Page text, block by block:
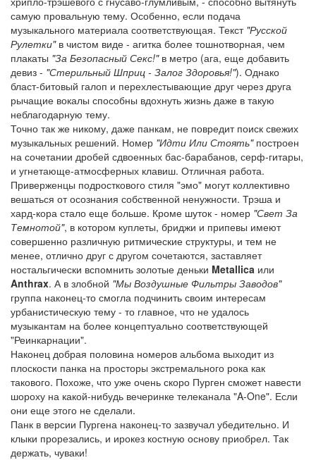
самую провальную тему. Особенно, если подача
музыкального материала соответствующая. Текст "Русской
Рулетки"в чистом виде - агитка более тошнотворная, чем
плакаты "За Безопасный Секс!"в метро (ага, еще добавить
девиз - "Стерильный Шприц - Залог Здоровья!"). Однако
бласт-битовый галоп и перехлестывающие друг через друга
рычащие вокалы способны вдохнуть жизнь даже в такую
неблагодарную тему.
Точно так же никому, даже панкам, не повредит поиск свежих
музыкальных решений. Номер "Идти Или Стоять"построен
на сочетании дробей сдвоенных бас-барабанов, серф-гитары,
и угнетающе-атмосферных клавиш. Отличная работа.
Приверженцы подросткового стиля "эмо" могут коллективно
вешаться от осознания собственной ненужности. Трэша и
хард-кора стало еще больше. Кроме шуток - номер "Свет За
Темнотой", в котором куплеты, бриджи и припевы имеют
совершенно различную ритмические структуры, и тем не
менее, отлично друг с другом сочетаются, заставляет
ностальгически вспомнить золотые деньки Metallica или
Anthrax. А в злобной "Мы Воздушные Фильтры Заводов"
группа наконец-то смогла подчинить своим интересам
урбанистическую тему - то главное, что не удалось
музыкантам на более концептуально соответствующей
"Реинкарнации".
Наконец добрая половина номеров альбома выходит из
плоскости панка на просторы экстремального рока как
такового. Похоже, что уже очень скоро Пурген сможет навести
шороху на какой-нибудь вечеринке телеканала "A-One". Если
они еще этого не сделали.
Панк в версии Пургена наконец-то зазвучал убедительно. И
клыки прорезались, и ирокез костную основу приобрел. Так
держать, чуваки!